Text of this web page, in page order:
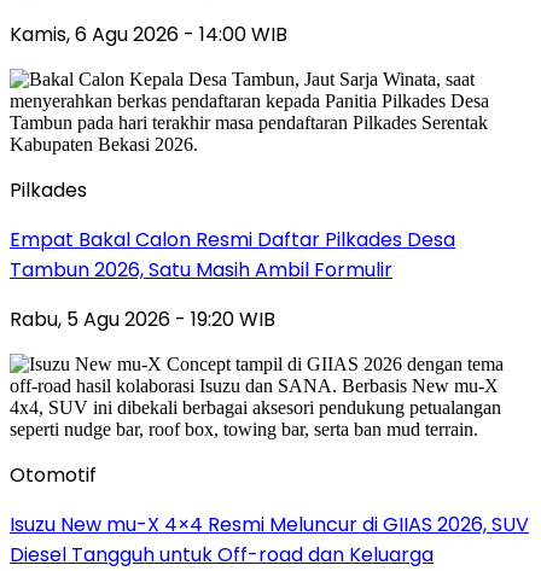
Kamis, 6 Agu 2026 - 14:00 WIB
Pilkades
Empat Bakal Calon Resmi Daftar Pilkades Desa
Tambun 2026, Satu Masih Ambil Formulir
Rabu, 5 Agu 2026 - 19:20 WIB
Otomotif
Isuzu New mu-X 4×4 Resmi Meluncur di GIIAS 2026, SUV
Diesel Tangguh untuk Off-road dan Keluarga